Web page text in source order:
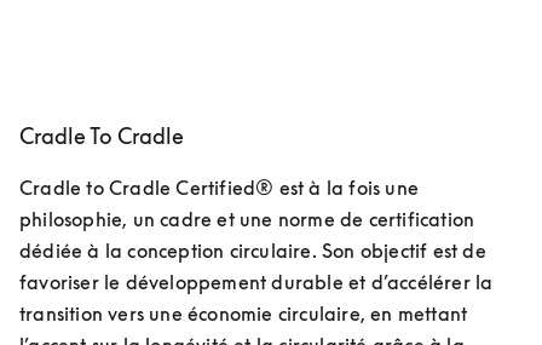
Cradle To Cradle
Cradle to Cradle Certified® est à la fois une
philosophie, un cadre et une norme de certification
dédiée à la conception circulaire. Son objectif est de
favoriser le développement durable et d’accélérer la
transition vers une économie circulaire, en mettant